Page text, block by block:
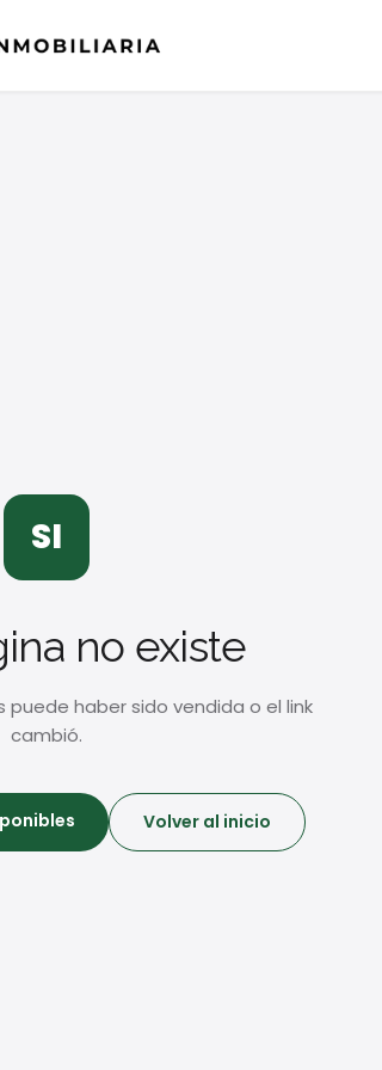
SI
no existe
puede haber sido vendida o el link
cambió.
Volver al inicio